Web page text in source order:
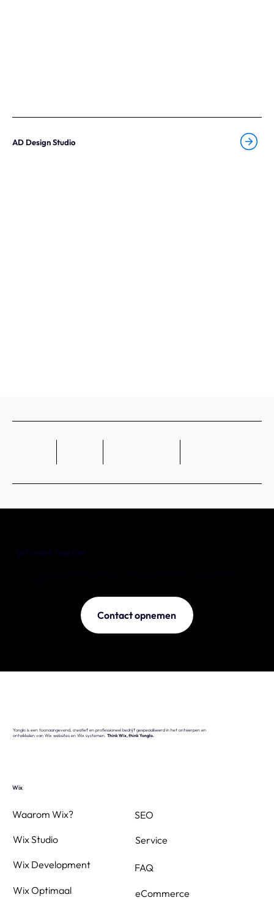
AD Design Studio
Let's work together
Wil je meer weten over onze projecten of wat Yonglo voor jouw kan betekenen? Neem dan contact met
Contact opnemen
Yonglo is een toonaangevend, creatief en professioneel bedrijf gespecialiseerd in het ontwerpen en
ontwikkelen van Wix websites en Wix systemen. Think Wix, think Yonglo.
Wix
Waarom Wix?
Wix Studio
Wix Development
Wix Optimaal
SEO
eCommerce
Service
FAQ